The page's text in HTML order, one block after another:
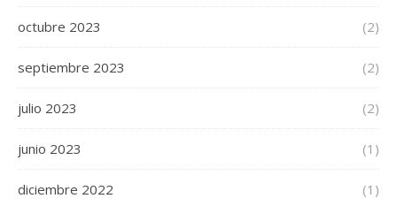
octubre 2023 (2)
septiembre 2023 (2)
julio 2023 (2)
junio 2023 (1)
diciembre 2022 (1)